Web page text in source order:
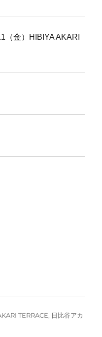
（金）HIBIYA AKARI
TERRACE, 日比谷アカ